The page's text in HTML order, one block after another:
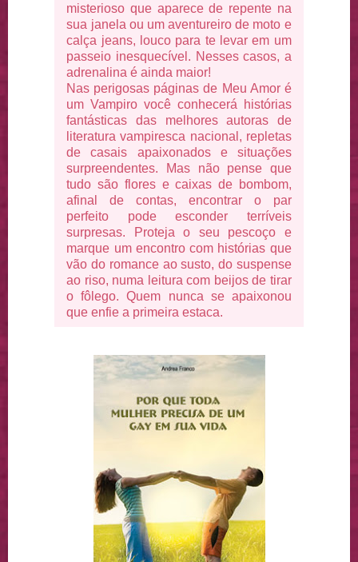
misterioso que aparece de repente na
sua janela ou um aventureiro de moto e
calça jeans, louco para te levar em um
passeio inesquecível. Nesses casos, a
adrenalina é ainda maior!
Nas perigosas páginas de Meu Amor é
um Vampiro você conhecerá histórias
fantásticas das melhores autoras de
literatura vampiresca nacional, repletas
de casais apaixonados e situações
surpreendentes. Mas não pense que
tudo são flores e caixas de bombom,
afinal de contas, encontrar o par
perfeito pode esconder terríveis
surpresas. Proteja o seu pescoço e
marque um encontro com histórias que
vão do romance ao susto, do suspense
ao riso, numa leitura com beijos de tirar
o fôlego. Quem nunca se apaixonou
que enfie a primeira estaca.